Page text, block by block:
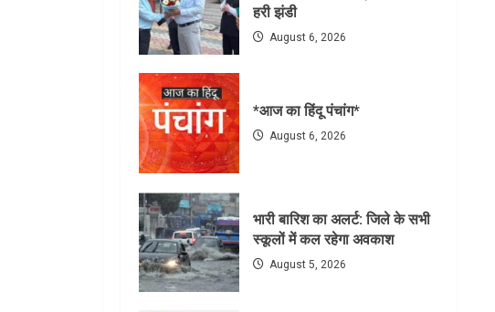
हरी झंडी
August 6, 2026
*आज का हिंदू पंचांग*
August 6, 2026
भारी बारिश का अलर्ट: जिले के सभी
स्कूलों में कल रहेगा अवकाश
August 5, 2026